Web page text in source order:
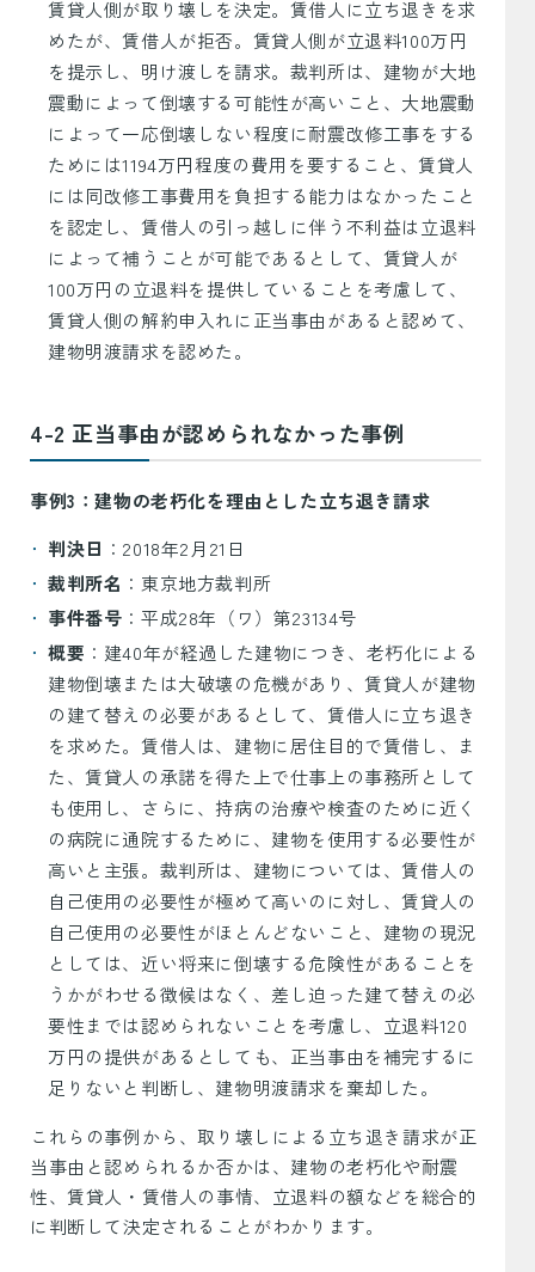
賃貸人側が取り壊しを決定。賃借人に立ち退きを求
めたが、賃借人が拒否。賃貸人側が立退料100万円
を提示し、明け渡しを請求。裁判所は、建物が大地
震動によって倒壊する可能性が高いこと、大地震動
によって一応倒壊しない程度に耐震改修工事をする
ためには1194万円程度の費用を要すること、賃貸人
には同改修工事費用を負担する能力はなかったこと
を認定し、賃借人の引っ越しに伴う不利益は立退料
によって補うことが可能であるとして、賃貸人が
100万円の立退料を提供していることを考慮して、
賃貸人側の解約申入れに正当事由があると認めて、
建物明渡請求を認めた。
4-2 正当事由が認められなかった事例
事例3：建物の老朽化を理由とした立ち退き請求
判決日 ：2018年2月21日
裁判所名 ：東京地方裁判所
事件番号 ：平成28年（ワ）第23134号
概要 ：建40年が経過した建物につき、老朽化による
建物倒壊または大破壊の危機があり、賃貸人が建物
の建て替えの必要があるとして、賃借人に立ち退き
を求めた。賃借人は、建物に居住目的で賃借し、ま
た、賃貸人の承諾を得た上で仕事上の事務所として
も使用し、さらに、持病の治療や検査のために近く
の病院に通院するために、建物を使用する必要性が
高いと主張。裁判所は、建物については、賃借人の
自己使用の必要性が極めて高いのに対し、賃貸人の
自己使用の必要性がほとんどないこと、建物の現況
としては、近い将来に倒壊する危険性があることを
うかがわせる徴候はなく、差し迫った建て替えの必
要性までは認められないことを考慮し、立退料120
万円の提供があるとしても、正当事由を補完するに
足りないと判断し、建物明渡請求を棄却した。
これらの事例から、取り壊しによる立ち退き請求が正
当事由と認められるか否かは、建物の老朽化や耐震
性、賃貸人・賃借人の事情、立退料の額などを総合的
に判断して決定されることがわかります。